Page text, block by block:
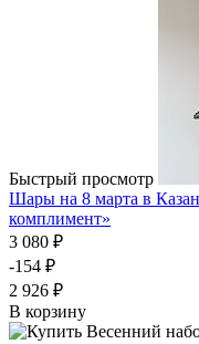
Быстрый просмотр
Шары на 8 марта в
комплимент»
3 080 ₽
-154 ₽
2 926 ₽
В корзину